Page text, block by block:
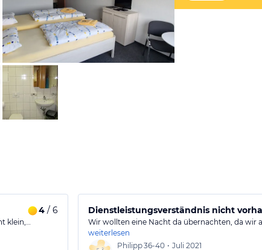
von Expedia
4 / 6
klein,…
Dienstleistungsverständnis nicht
Wir wollten eine Nacht da übernachten, da wir
weiterlesen
Philipp36-40 • Juli 2021